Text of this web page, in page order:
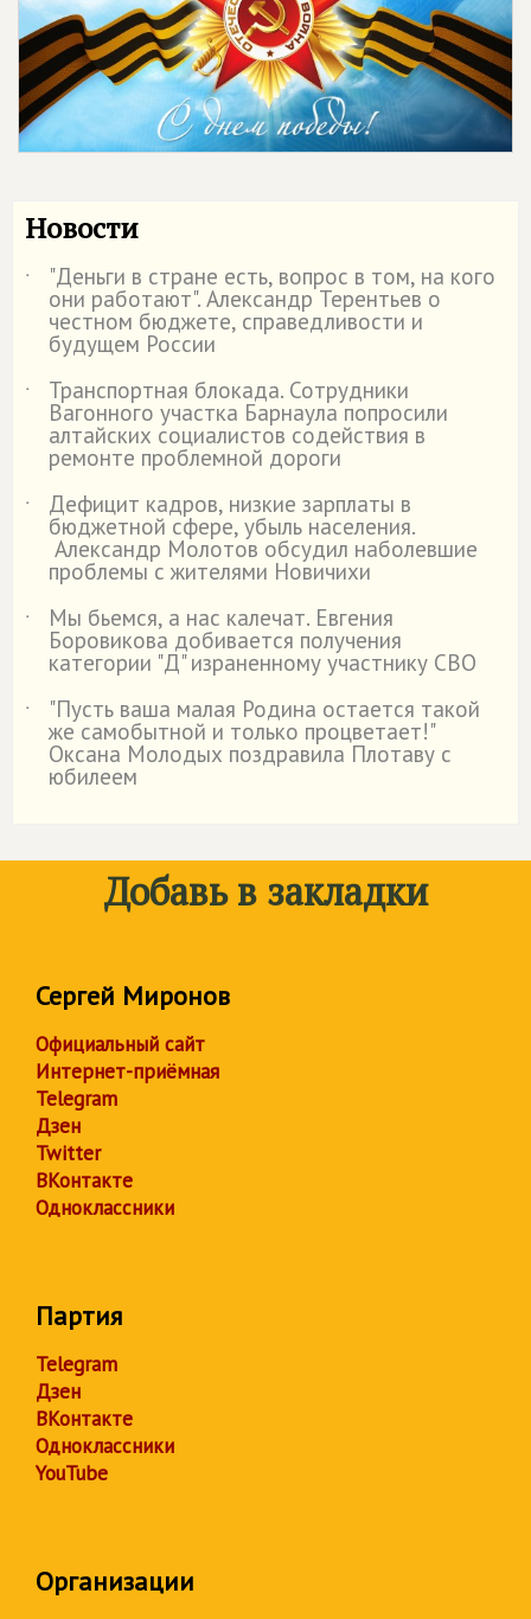
Новости
˙ "Деньги в стране есть, вопрос в том, на кого
они работают". Александр Терентьев о
честном бюджете, справедливости и
будущем России
˙
Транспортная блокада. Сотрудники
Вагонного участка Барнаула попросили
алтайских социалистов содействия в
ремонте проблемной дороги
˙
Дефицит кадров, низкие зарплаты в
бюджетной сфере, убыль населения.
Александр Молотов обсудил наболевшие
проблемы с жителями Новичихи
˙
Мы бьемся, а нас калечат. Евгения
Боровикова добивается получения
категории "Д" израненному участнику СВО
˙
"Пусть ваша малая Родина остается такой
же самобытной и только процветает!"
Оксана Молодых поздравила Плотаву с
юбилеем
Добавь в закладки
Сергей Миронов
Официальный сайт
Интернет-приёмная
Telegram
Дзен
Twitter
ВКонтакте
Одноклассники
Партия
Telegram
Дзен
ВКонтакте
Одноклассники
YouTube
Организации